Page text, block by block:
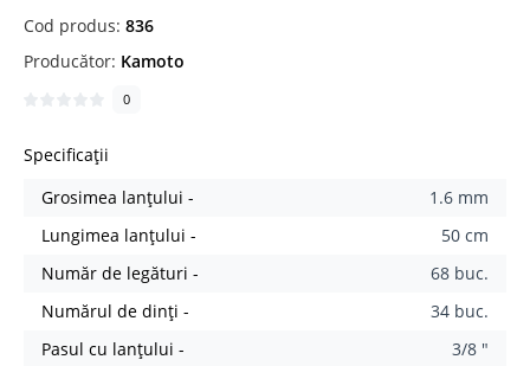
Cod produs: 836
Producător: Kamoto
0
Specificații
Grosimea lanțului -
1.6 mm
Lungimea lanțului -
50 cm
Număr de legături -
68 buc.
Numărul de dinți -
34 buc.
Pasul cu lanțului -
3/8 "